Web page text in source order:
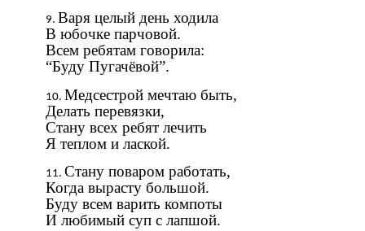
Варя целый день ходила
В юбочке парчовой.
Всем ребятам говорила:
“Буду Пугачёвой”.
Медсестрой мечтаю быть,
Делать перевязки,
Стану всех ребят лечить
Я теплом и лаской.
Стану поваром работать,
Когда вырасту большой.
Буду всем варить компоты
И любимый суп с лапшой.